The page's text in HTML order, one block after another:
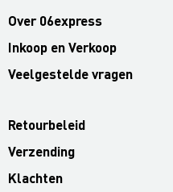
Over 06express
Inkoop en Verkoop
Veelgestelde vragen
Retourbeleid
Verzending
Klachten